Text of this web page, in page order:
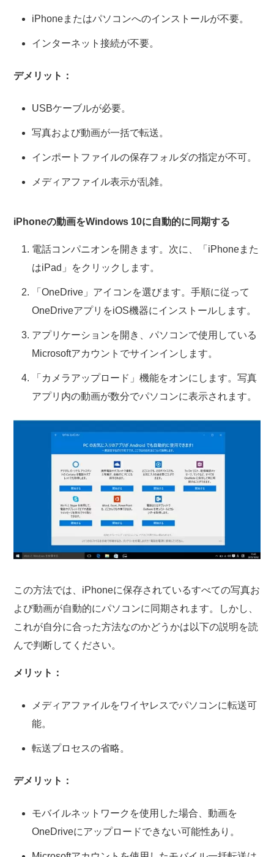
iPhoneまたはパソコンへのインストールが不要。
インターネット接続が不要。
デメリット：
USBケーブルが必要。
写真および動画が一括で転送。
インポートファイルの保存フォルダの指定が不可。
メディアファイル表示が乱雑。
iPhoneの動画をWindows 10に自動的に同期する
電話コンパニオンを開きます。次に、「iPhoneまた
はiPad」をクリックします。
「OneDrive」アイコンを選びます。手順に従って
OneDriveアプリをiOS機器にインストールします。
アプリケーションを開き、パソコンで使用している
Microsoftアカウントでサインインします。
「カメラアップロード」機能をオンにします。写真
アプリ内の動画が数分でパソコンに表示されます。
この方法では、iPhoneに保存されているすべての写真お
よび動画が自動的にパソコンに同期されます。しかし、
これが自分に合った方法なのかどうかは以下の説明を読
んで判断してください。
メリット：
メディアファイルをワイヤレスでパソコンに転送可
能。
転送プロセスの省略。
デメリット：
モバイルネットワークを使用した場合、動画を
OneDriveにアップロードできない可能性あり。